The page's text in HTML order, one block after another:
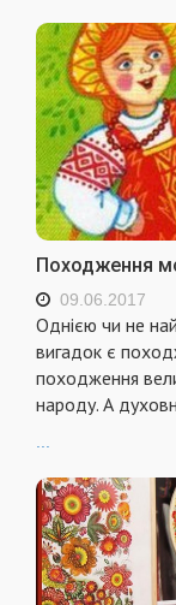
Походження
09.06.2017
Однією чи не
вигадок є
походження
народу. А